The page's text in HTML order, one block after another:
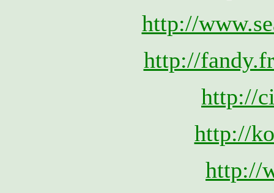
http://
http://
http://
http://
http://